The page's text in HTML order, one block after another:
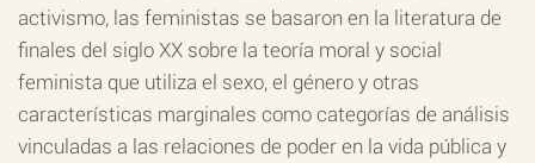
activismo, las feministas se basaron en la literatura de
finales del siglo XX sobre la teoría moral y social
feminista que utiliza el sexo, el género y otras
características marginales como categorías de análisis
vinculadas a las relaciones de poder en la vida pública y